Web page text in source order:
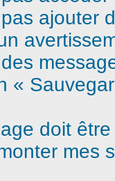
ajouter
«
doit
mes